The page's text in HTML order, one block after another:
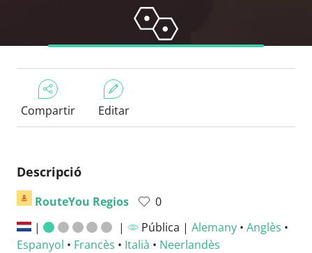
Compartir Editar
Descripció
RouteYou Regios
0
|
| Pública | Alemany• Anglès •
Espanyol • Francès • Italià • Neerlandès